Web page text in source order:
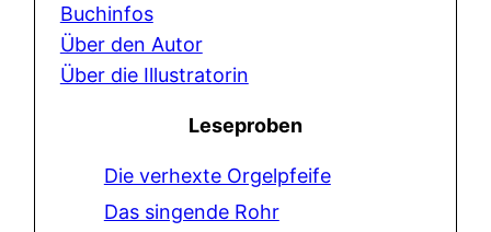
Buchinfos
Über den Autor
Über die Illustratorin
Leseproben
Die verhexte Orgelpfeife
Das singende Rohr